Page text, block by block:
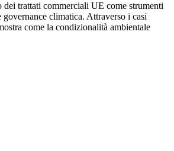
dei trattati commerciali UE come strumenti
governance climatica. Attraverso i casi
come la condizionalità ambientale